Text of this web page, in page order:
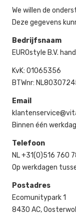
We willen de
Deze gegevens
Bedrijfsnaam
EUROstyle B.V.
KvK: 01065356
BTWnr:
Email
Binnen één
Telefoon
NL +31(0)516 760
Op werkdagen
Postadres
Ecomunitypark 1
8430 AC,